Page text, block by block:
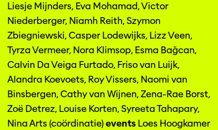
Liesje Mijnders, Eva Mohamad, Victor
Niederberger, Niamh Reith, Szymon
Zbiegniewski, Casper Lodewijks, Lizz Veen,
Tyrza Vermeer, Nora Klimsop, Esma Bağcan,
Calvin Da Veiga Furtado, Friso van Luijk,
Alandra Koevoets, Roy Vissers, Naomi van
Binsbergen, Cathy van Wijnen, Zena-Rae Borst,
Zoë Detrez, Louise Korten, Syreeta Tahapary,
Nina Arts (coördinatie)events Loes Hoogkamer